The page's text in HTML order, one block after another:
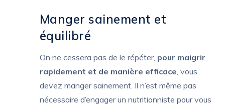
Manger sainement et
équilibré
On ne cessera pas de le répéter, pour maigrir
rapidement et de manière efficace, vous
devez manger sainement. Il n’est même pas
nécessaire d’engager un nutritionniste pour vous